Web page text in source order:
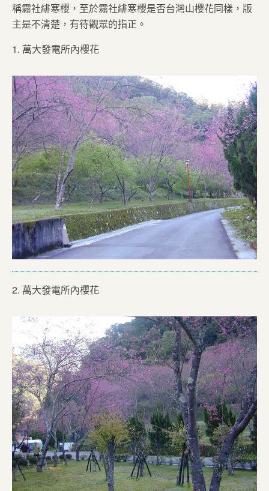
稱霧社緋寒櫻，至於霧社緋寒櫻是否台灣山櫻花同樣，版
主是不清楚，有待觀眾的指正。
1. 萬大發電所內櫻花
2. 萬大發電所內櫻花